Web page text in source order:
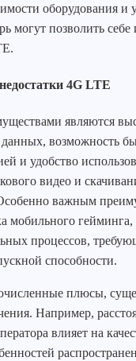
оборудования и
могут позволить себе
4G LTE
являются
данных, возможность
и удобство
видео и
важным
мобильного гейминга,
процессов,
способности.
плюсы,
Например,
влияет на